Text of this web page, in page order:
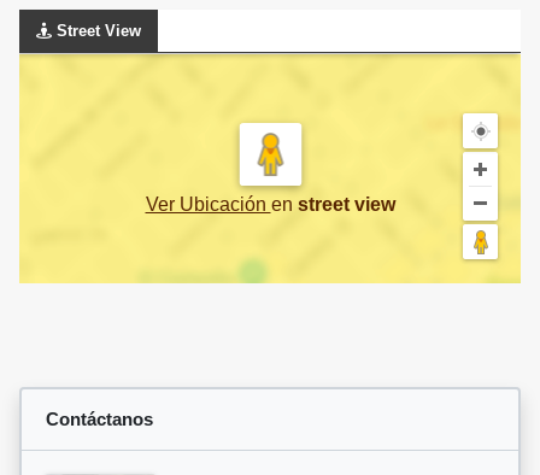
Street View
Ver Ubicación en street view
Contáctanos